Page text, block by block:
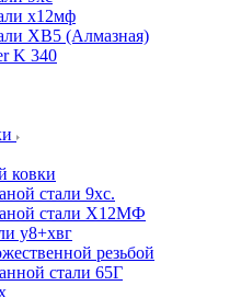
х12мф
ХВ5 (Алмазная)
K 340
ковки
стали 9хс.
стали Х12МФ
у8+хвг
резьбой
стали 65Г